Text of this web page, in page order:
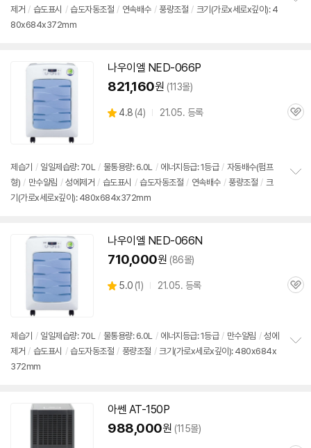
뷰
제거 / 습도표시 / 습도자동조절 / 연속배수 / 풍량조절 / 크기(가로x세로x깊이): 4
80x684x372mm
나우이엘 NED-066P
821,160원 (113몰)
별
4.8 (상
4) 21.05. 등록
관
제습기 / 일일제습량: 70L / 물통용량: 6.0L / 에너지등급: 1등급 / 자동배수(펌프
형) / 만수알림 / 성에제거 / 습도표시 / 습도자동조절 / 연속배수 / 풍량조절 / 크
기(가로x세로x깊이): 480x684x372mm
나우이엘 NED-066N
710,000원 (86몰)
별
5.0 (상
뷰
1) 21.05. 등록
관
제습기 / 일일제습량: 70L / 물통용량: 6.0L / 에너지등급: 1등급 / 만수알림 / 성에
제거 / 습도표시 / 습도자동조절 / 풍량조절 / 크기(가로x세로x깊이): 480x684x
372mm
아쎈 AT-150P
988,000원 (115몰)